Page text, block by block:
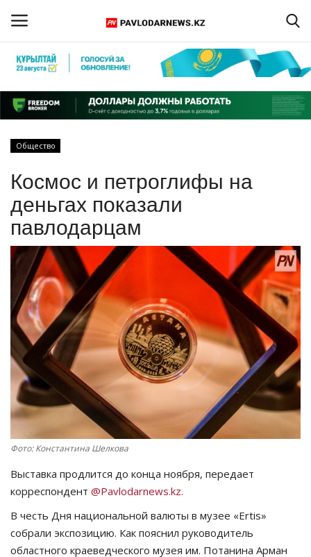
Регистрация
Главная
ПАВЛОДАРСКАЯ ОБЛАСТЬ
КАЗАХСТАН
МИР
СПЕЦПРОЕКТЫ
СПОРТ
Чек-лист
РАЗВЛЕЧЕНИЯ
OFFICIAL
Курултай
Язык
Қазақша Русский
Общество
Космос и петроглифы на
деньгах показали
павлодарцам
Фото: Константина Шелкова
Выставка продлится до конца ноября, передает
корреспондент @Pavlodarnews.kz.
В честь Дня национальной валюты в музее «Ertis»
собрали экспозицию. Как пояснил руководитель
областного краеведческого музея им. Потанина Арман